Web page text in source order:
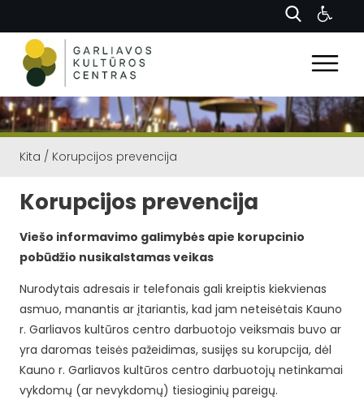
Kita / Korupcijos prevencija
Korupcijos prevencija
Viešo informavimo galimybės apie korupcinio
pobūdžio nusikalstamas veikas
Nurodytais adresais ir telefonais gali kreiptis kiekvienas
asmuo, manantis ar įtariantis, kad jam neteisėtais Kauno
r. Garliavos kultūros centro darbuotojo veiksmais buvo ar
yra daromas teisės pažeidimas, susijęs su korupcija, dėl
Kauno r. Garliavos kultūros centro darbuotojų netinkamai
vykdomų (ar nevykdomų) tiesioginių pareigų.